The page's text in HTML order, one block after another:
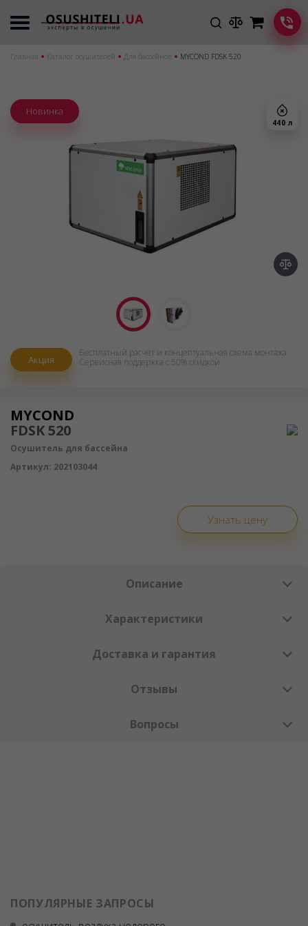
Главная Каталог осушителей Для бассейнов MYCOND FDSK 520
440 л
Новинка
Акция
Бесплатный расчет и концептуальная схема монтажa.
Сервисная поддержка с 50% скидкой.
Осушитель воздуха
MYCOND
FDSK 520
Осушитель для бассейна
Артикул: 202103044
Узнать цену
Описание
Характеристики
Доставка и гарантия
Отзывы
Вопросы
ПОПУЛЯРНЫЕ ЗАПРОСЫ